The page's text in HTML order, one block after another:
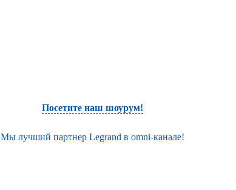
Посетите наш шоурум!
Мы лучший партнер Legrand в omni-канале!